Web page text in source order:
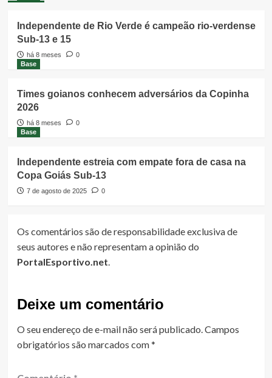
Independente de Rio Verde é campeão rio-verdense
Sub-13 e 15
há 8 meses
0
Base
Times goianos conhecem adversários da Copinha
2026
há 8 meses
0
Base
Independente estreia com empate fora de casa na
Copa Goiás Sub-13
7 de agosto de 2025 0
Os comentários são de responsabilidade exclusiva de
seus autores e não representam a opinião do
PortalEsportivo.net.
Deixe um comentário
O seu endereço de e-mail não será publicado.Campos
obrigatórios são marcados com*